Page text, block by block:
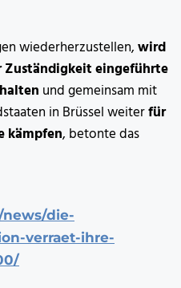
wiederherzustellen,wird
Zuständigkeit eingeführte
und gemeinsam mit
in Brüssel weiterfür
kämpfen, betonte das
die-
verraet-ihre-